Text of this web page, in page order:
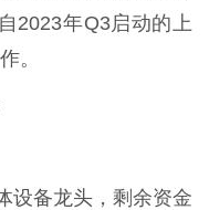
2023年Q3启动的上
。
设备龙头，剩余资金